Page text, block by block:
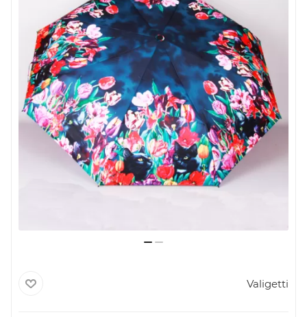
Valigetti